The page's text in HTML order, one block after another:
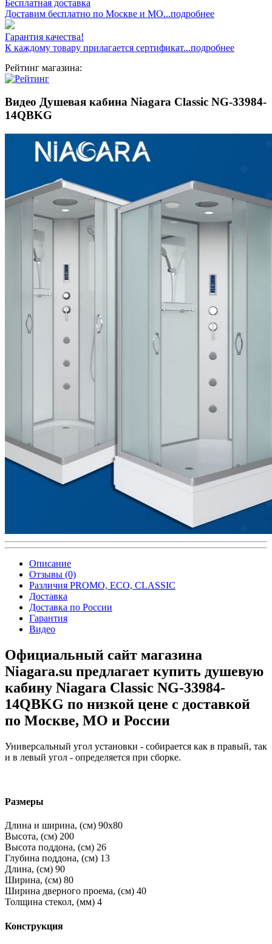
Бесплатная доставка
Доставим бесплатно по Москве и МО...подробнее
Гарантия качества!
К каждому товару прилагается сертификат...подробнее
Рейтинг магазина:
Видео Душевая кабина Niagara Classic NG-33984-
14QBKG
Описание
Отзывы (0)
Различия PROMO, ECO, CLASSIC
Доставка
Доставка по России
Гарантия
Видео
Официальный сайт магазина
Niagara.su предлагает купить душевую
кабину Niagara Classic NG-33984-
14QBKG по низкой цене с доставкой
по Москве, МО и России
Универсальный угол установки - собирается как в правый, так
и в левый угол - определяется при сборке.
Размеры
Длина и ширина, (см) 90x80
Высота, (см) 200
Высота поддона, (см) 26
Глубина поддона, (см) 13
Длина, (см) 90
Ширина, (см) 80
Ширина дверного проема, (см) 40
Толщина стекол, (мм) 4
Конструкция